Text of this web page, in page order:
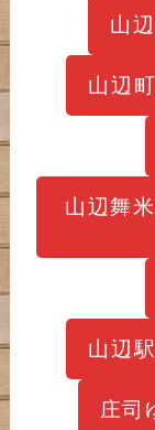
山
山辺
山辺舞
山辺
庄司